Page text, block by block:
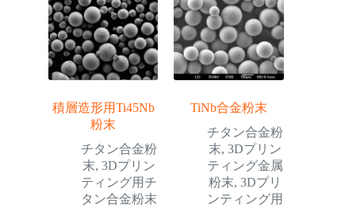
積層造形用Ti45Nb
粉末
チタン合金粉
末,3Dプリン
ティング用チ
タン合金粉末
TiNb合金粉末
チタン合金粉
末, 3Dプリン
ティング金属
粉末, 3Dプリ
ンティング用